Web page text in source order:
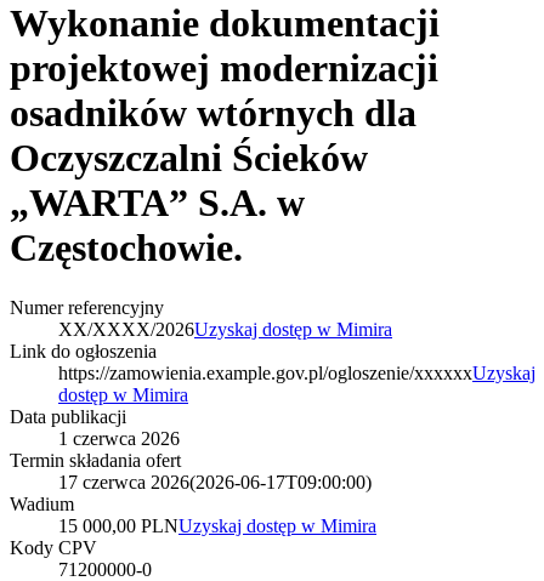
Wykonanie dokumentacji
projektowej modernizacji
osadników wtórnych dla
Oczyszczalni Ścieków
„WARTA” S.A. w
Częstochowie.
Numer referencyjny
XX/XXXX/2026Uzyskaj dostęp w Mimira
Link do ogłoszenia
https://zamowienia.example.gov.pl/ogloszenie/xxxxxxUzyskaj
dostęp w Mimira
Data publikacji
1 czerwca 2026
Termin składania ofert
17 czerwca 2026(2026-06-17T09:00:00)
Wadium
15 000,00 PLNUzyskaj dostęp w Mimira
Kody CPV
71200000-0